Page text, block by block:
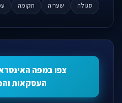
סגולה שעריה תקומה
צפו במפה
העסקאות